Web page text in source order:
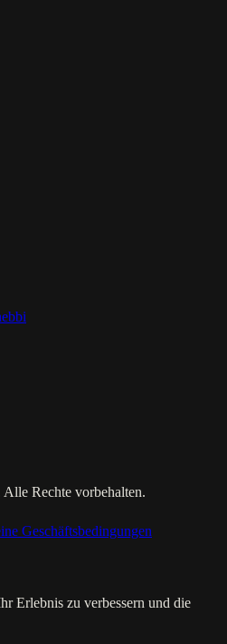
Rechte vorbehalten.
Geschäftsbedingungen
Erlebnis zu verbessern und die